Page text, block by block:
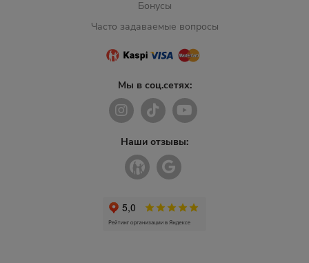
Бонусы
Часто задаваемые вопросы
Мы в соц.сетях:
Наши отзывы: